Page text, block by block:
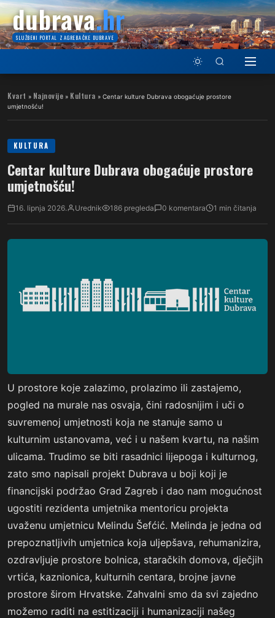
dubrava.hr
SLUŽBENI PORTAL ZAGREBAČKE DUBRAVE
Kvart » Najnovije » Kultura » Centar kulture Dubrava obogaćuje prostore
umjetnošću!
KULTURA
Centar kulture Dubrava obogaćuje prostore
umjetnošću!
16. lipnja 2026. Urednik 186 pregleda 0 komentara 1 min čitanja
U prostore koje zalazimo, prolazimo ili zastajemo,
pogled na murale nas osvaja, čini radosnijim i uči o
suvremenoj umjetnosti koja ne stanuje samo u
kulturnim ustanovama, već i u našem kvartu, na našim
ulicama. Trudimo se biti rasadnici lijepoga i kulturnog,
zato smo napisali projekt Dubrava u boji koji je
financijski podržao Grad Zagreb i dao nam mogućnost
ugostiti rezidenta umjetnika mentoricu projekta
uvaženu umjetnicu Melindu Šefćić. Melinda je jedna od
prepoznatljivih umjetnica koja uljepšava, rehumanizira,
ozdravljuje prostore bolnica, staračkih domova, dječjih
vrtića, kaznionica, kulturnih centara, brojne javne
prostore širom Hrvatske. Zahvalni smo da svi zajedno
možemo raditi na estitizaciji i humanizaciji našeg